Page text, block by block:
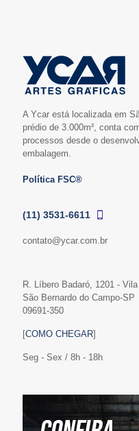
A Ycar está localizada em
prédio de 3.000m², conta
processos desde o
embalagem.
Política FSC®
(11) 3531-6611
contato@ycar.com.br
R. Líbero Badaró, 1201 -
São Bernardo do Campo-SP
09691-350
[COMO CHEGAR]
Seg - Sex / 8h - 18h